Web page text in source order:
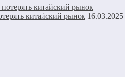
китайский рынок 16.03.2025